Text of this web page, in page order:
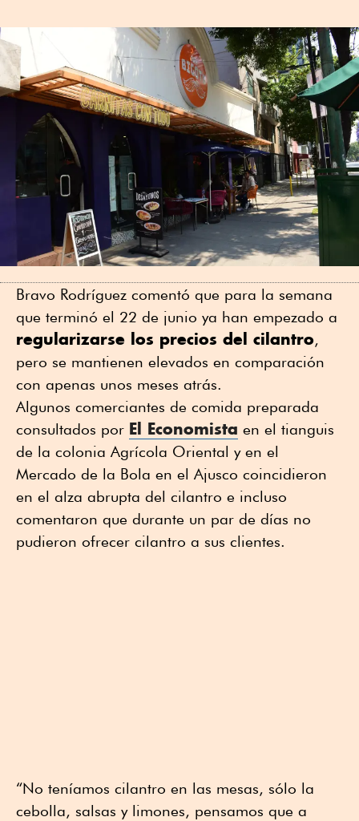
Bravo Rodríguez comentó que para la semana
que terminó el 22 de junio ya han empezado a
regularizarse los precios del cilantro,
pero se mantienen elevados en comparación
con apenas unos meses atrás.
Algunos comerciantes de comida preparada
consultados por El Economista en el tianguis
de la colonia Agrícola Oriental y en el
Mercado de la Bola en el Ajusco coincidieron
en el alza abrupta del cilantro e incluso
comentaron que durante un par de días no
pudieron ofrecer cilantro a sus clientes.
“No teníamos cilantro en las mesas, sólo la
cebolla, salsas y limones, pensamos que a